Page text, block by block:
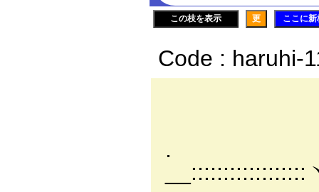
この枝を表示 更 ここに
Code : haruhi-
.
__::::::::::::::::::